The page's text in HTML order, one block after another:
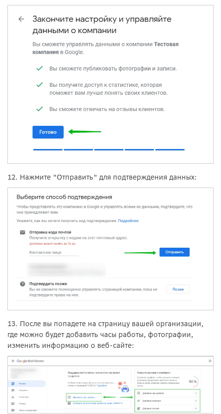
12. Нажмите "Отправить" для подтверждения данных:
13. После вы попадете на страницу вашей организации,
где можно будет добавить часы работы, фотографии,
изменить информацию о веб-сайте: